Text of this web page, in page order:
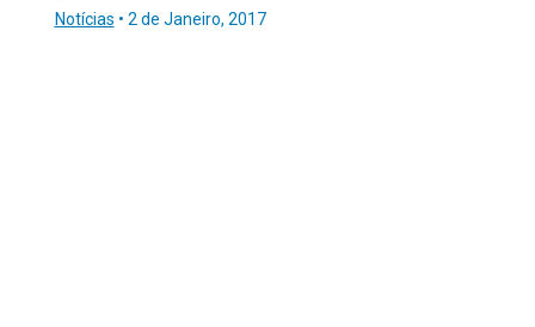
Notícias • 2 de Janeiro, 2017